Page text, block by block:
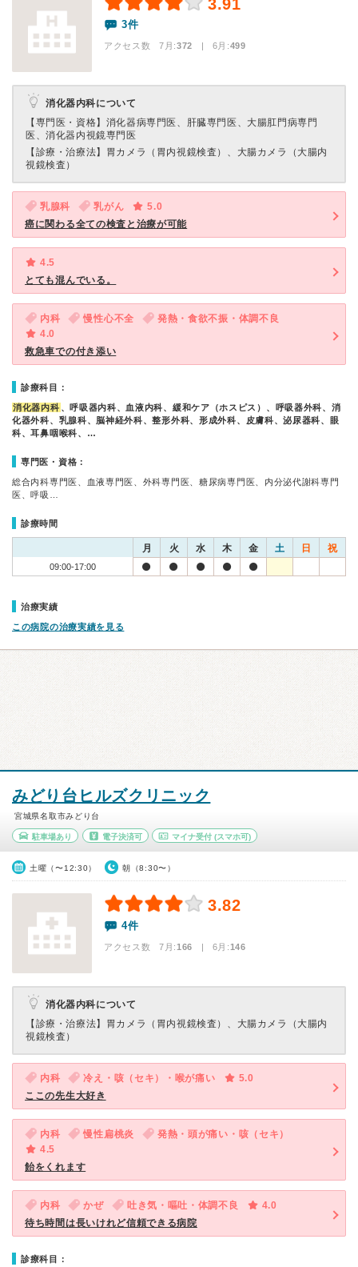
3.91
3件
アクセス数 7月:372 | 6月:499
消化器内科について
【専門医・資格】 消化器病専門医、肝臓専門医、大腸肛門病専門
医、消化器内視鏡専門医
【診療・治療法】 胃カメラ（胃内視鏡検査）、大腸カメラ（大腸内
視鏡検査）
乳腺科 乳がん
5.0
癌に関わる全ての検査と治療が可能
4.5
とても混んでいる。
内科 慢性心不全
発熱・食欲不振・体調不良
4.0
救急車での付き添い
診療科目：
消化器内科 、呼吸器内科、血液内科、緩和ケア（ホスピス）、呼吸器外科、消
化器外科、乳腺科、脳神経外科、整形外科、形成外科、皮膚科、泌尿器科、眼
科、耳鼻咽喉科、…
専門医・資格：
総合内科専門医、血液専門医、外科専門医、糖尿病専門医、内分泌代謝科専門
医、呼吸…
診療時間
月 火 水 木 金 土 日 祝
09:00-17:00
治療実績
この病院の治療実績を見る
みどり台ヒルズクリニック
宮城県名取市みどり台
駐車場あり 電子決済可 マイナ受付 (スマホ可)
土曜（〜12:30） 朝（8:30〜）
3.82
4件
アクセス数 7月:166 | 6月:146
消化器内科について
【診療・治療法】 胃カメラ（胃内視鏡検査）、大腸カメラ（大腸内
視鏡検査）
内科 冷え・咳（セキ）・喉が痛い
5.0
ここの先生大好き
内科 慢性扁桃炎
発熱・頭が痛い・咳（セキ）
4.5
飴をくれます
内科 かぜ 吐き気・嘔吐・体調不良
4.0
待ち時間は長いけれど信頼できる病院
診療科目：